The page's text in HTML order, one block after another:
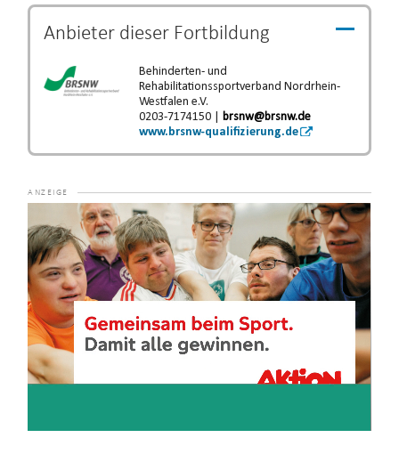
Anbieter dieser Fortbildung
Behinderten- und
Rehabilitationssportverband Nordrhein-
Westfalen e.V.
0203-7174150 |
brsnw@brsnw.de
www.brsnw-qualifizierung.de
Player